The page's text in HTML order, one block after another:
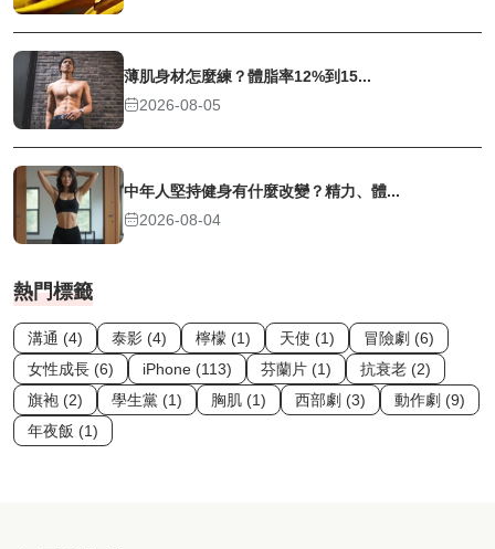
薄肌身材怎麼練？體脂率12%到15...
2026-08-05
中年人堅持健身有什麼改變？精力、體...
2026-08-04
熱門標籤
溝通 (4) 泰影 (4) 檸檬 (1) 天使 (1)
冒險劇 (6)
女性成長 (6)
iPhone (113) 芬蘭片 (1)
抗衰老 (2)
旗袍 (2)
學生黨 (1) 胸肌 (1) 西部劇 (3)
動作劇 (9)
年夜飯 (1)